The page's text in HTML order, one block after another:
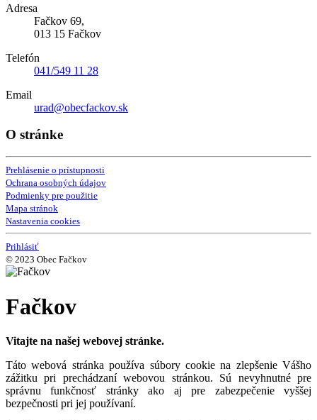
Adresa
Fačkov 69,
013 15 Fačkov
Telefón
041/549 11 28
Email
urad@obecfackov.sk
O stránke
Prehlásenie o prístupnosti
Ochrana osobných údajov
Podmienky pre použitie
Mapa stránok
Nastavenia cookies
Prihlásiť
© 2023 Obec Fačkov
Fačkov
Vitajte na našej webovej stránke.
Táto webová stránka používa súbory cookie na zlepšenie Vášho
zážitku pri prechádzaní webovou stránkou. Sú nevyhnutné pre
správnu funkčnosť stránky ako aj pre zabezpečenie vyššej
bezpečnosti pri jej používaní.